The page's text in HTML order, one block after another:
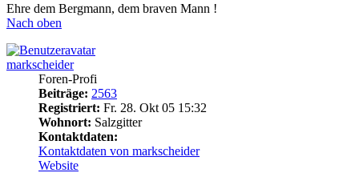
Ehre dem Bergmann, dem braven Mann !
Nach oben
markscheider
Foren-Profi
Beiträge: 2563
Registriert: Fr. 28. Okt 05 15:32
Wohnort: Salzgitter
Kontaktdaten:
Kontaktdaten von markscheider
Website